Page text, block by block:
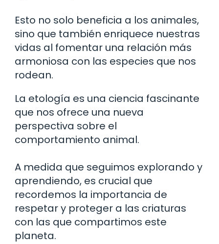
Esto no solo beneficia a los animales,
sino que también enriquece nuestras
vidas al fomentar una relación más
armoniosa con las especies que nos
rodean.
La etología es una ciencia fascinante
que nos ofrece una nueva
perspectiva sobre el
comportamiento animal.
A medida que seguimos explorando y
aprendiendo, es crucial que
recordemos la importancia de
respetar y proteger a las criaturas
con las que compartimos este
planeta.